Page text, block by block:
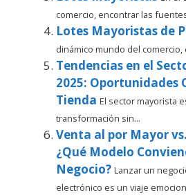
comercio, encontrar las
Lotes Mayoristas de
dinámico mundo del comercio,
Tendencias en el
2025: Oportunidades
Tienda El sector mayorista
transformación sin...
Venta al por Mayor
¿Qué Modelo
Negocio? Lanzar un
electrónico es un viaje